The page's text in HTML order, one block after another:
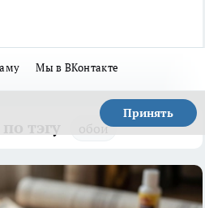
Мы в ВКонтакте
Принять
обои